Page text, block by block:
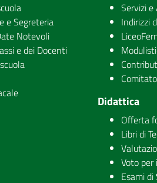
e Segreteria
Notevoli
e dei Docenti
Servizi
Indirizzi
Didattica
Offerta
Libri di
Voto
Esami